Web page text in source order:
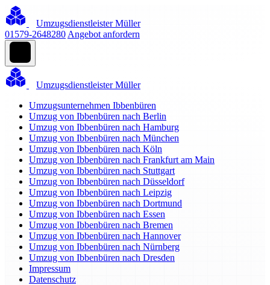
Umzugsdienstleister Müller
01579-2648280 Angebot anfordern
Umzugsdienstleister Müller
Umzugsunternehmen Ibbenbüren
Umzug von Ibbenbüren nach Berlin
Umzug von Ibbenbüren nach Hamburg
Umzug von Ibbenbüren nach München
Umzug von Ibbenbüren nach Köln
Umzug von Ibbenbüren nach Frankfurt am Main
Umzug von Ibbenbüren nach Stuttgart
Umzug von Ibbenbüren nach Düsseldorf
Umzug von Ibbenbüren nach Leipzig
Umzug von Ibbenbüren nach Dortmund
Umzug von Ibbenbüren nach Essen
Umzug von Ibbenbüren nach Bremen
Umzug von Ibbenbüren nach Hannover
Umzug von Ibbenbüren nach Nürnberg
Umzug von Ibbenbüren nach Dresden
Impressum
Datenschutz